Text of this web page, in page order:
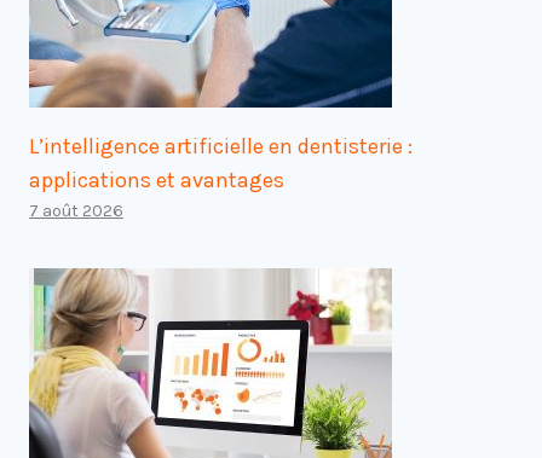
L’intelligence artificielle en dentisterie :
applications et avantages
7 août 2026